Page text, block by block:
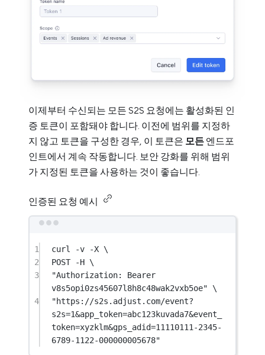
이제부터 수신되는 모든 S2S 요청에는 활성화된 인
증 토큰이 포함돼야 합니다. 이전에 범위를 지정하
지 않고 토큰을 구성한 경우, 이 토큰은 모든 엔드포
인트에서 계속 작동합니다. 보안 강화를 위해 범위
가 지정된 토큰을 사용하는 것이 좋습니다.
인증된 요청 예시
1
curl -v -X \
2
POST -H \
3
"Authorization: Bearer
v8s5opi0zs45607l8h8c48wak2vxb5oe" \
4
"https://s2s.adjust.com/event?
s2s=1&app_token=abc123kuvada7&event_
token=xyzklm&gps_adid=11110111-2345-
6789-1122-000000005678"